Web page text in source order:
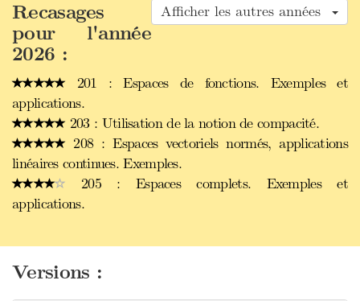
Afficher les autres années
Recasages
pour l'année
2026 :
201 : Espaces de fonctions. Exemples et
applications.
203 : Utilisation de la notion de compacité.
208 : Espaces vectoriels normés, applications
linéaires continues. Exemples.
205 : Espaces complets. Exemples et
applications.
Versions :